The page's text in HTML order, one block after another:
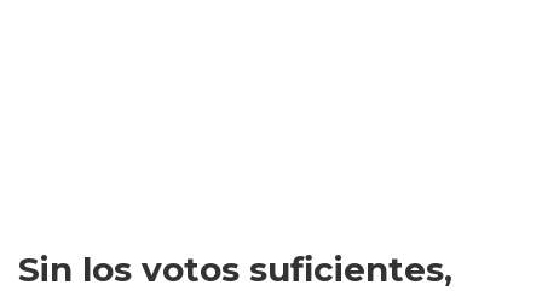
Sin los votos suficientes,